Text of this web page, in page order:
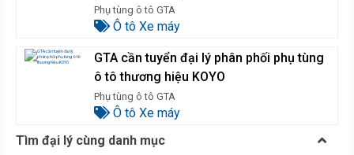
Phụ tùng ô tô GTA
Ô tô Xe máy
GTA cần tuyển đại lý phân phối phụ tùng
ô tô thương hiệu KOYO
Phụ tùng ô tô GTA
Ô tô Xe máy
Tìm đại lý cùng danh mục